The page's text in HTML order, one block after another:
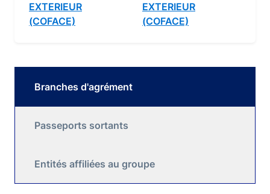
EXTERIEUR
(COFACE)
EXTERIEUR
(COFACE)
Branches d'agrément
Passeports sortants
Entités affiliées au groupe